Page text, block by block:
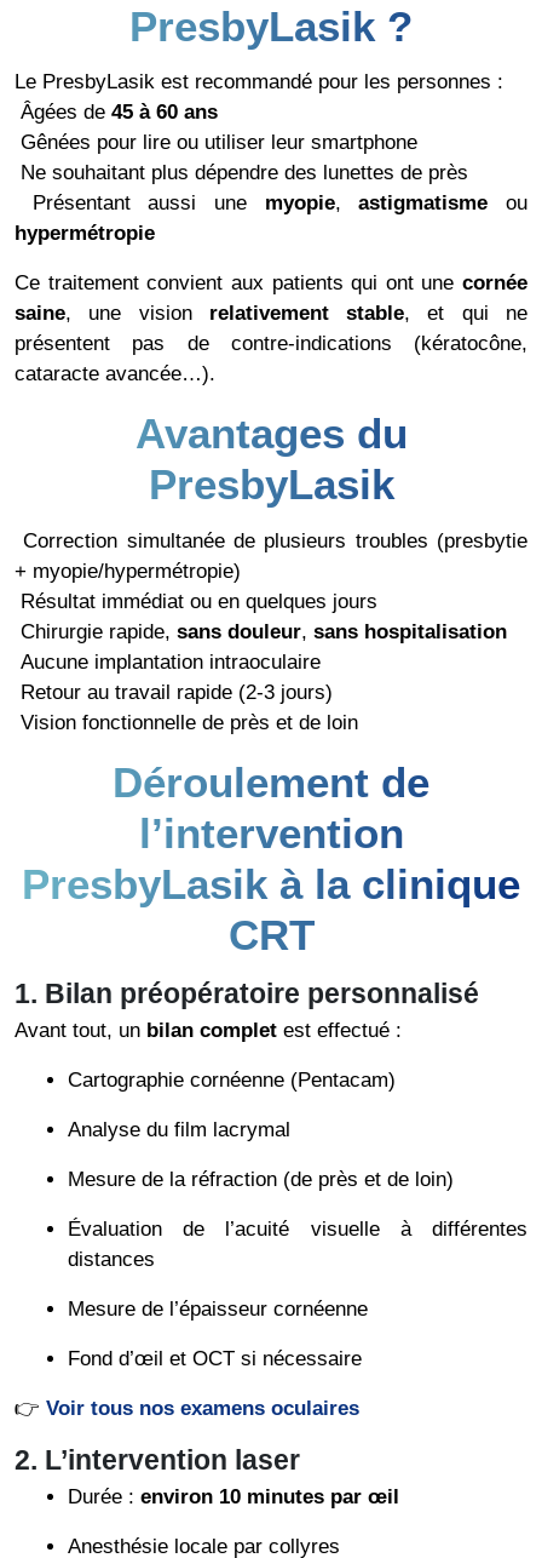
PresbyLasik ?
Le PresbyLasik est recommandé pour les personnes :
Âgées de 45 à 60 ans
Gênées pour lire ou utiliser leur smartphone
Ne souhaitant plus dépendre des lunettes de près
Présentant aussi une myopie,astigmatisme ou
hypermétropie
Ce traitement convient aux patients qui ont une cornée
saine, une vision relativement stable, et qui ne
présentent pas de contre-indications (kératocône,
cataracte avancée…).
Avantages du
PresbyLasik
Correction simultanée de plusieurs troubles (presbytie
+ myopie/hypermétropie)
Résultat immédiat ou en quelques jours
Chirurgie rapide, sans douleur, sans hospitalisation
Aucune implantation intraoculaire
Retour au travail rapide (2-3 jours)
Vision fonctionnelle de près et de loin
Déroulement de
l’intervention
PresbyLasik à la clinique
CRT
1. Bilan préopératoire personnalisé
Avant tout, un bilan complet est effectué :
Cartographie cornéenne (Pentacam)
Analyse du film lacrymal
Mesure de la réfraction (de près et de loin)
Évaluation de l’acuité visuelle à différentes
distances
Mesure de l’épaisseur cornéenne
Fond d’œil et OCT si nécessaire
👉 Voir tous nos examens oculaires
2. L’intervention laser
Durée : environ 10 minutes par œil
Anesthésie locale par collyres